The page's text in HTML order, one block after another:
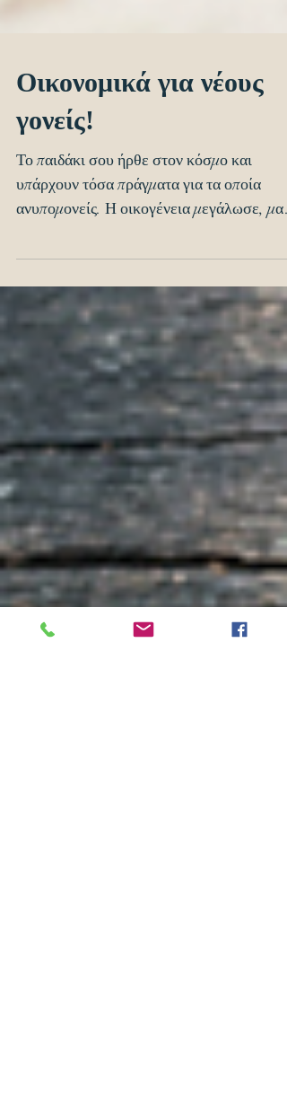
Οικονομικά για νέους
γονείς!
υπάρχουν τόσα πράγματα για τα οποία
ανυπομονείς. Η οικογένεια μεγάλωσε, μαζί
με τις οικονομικές...